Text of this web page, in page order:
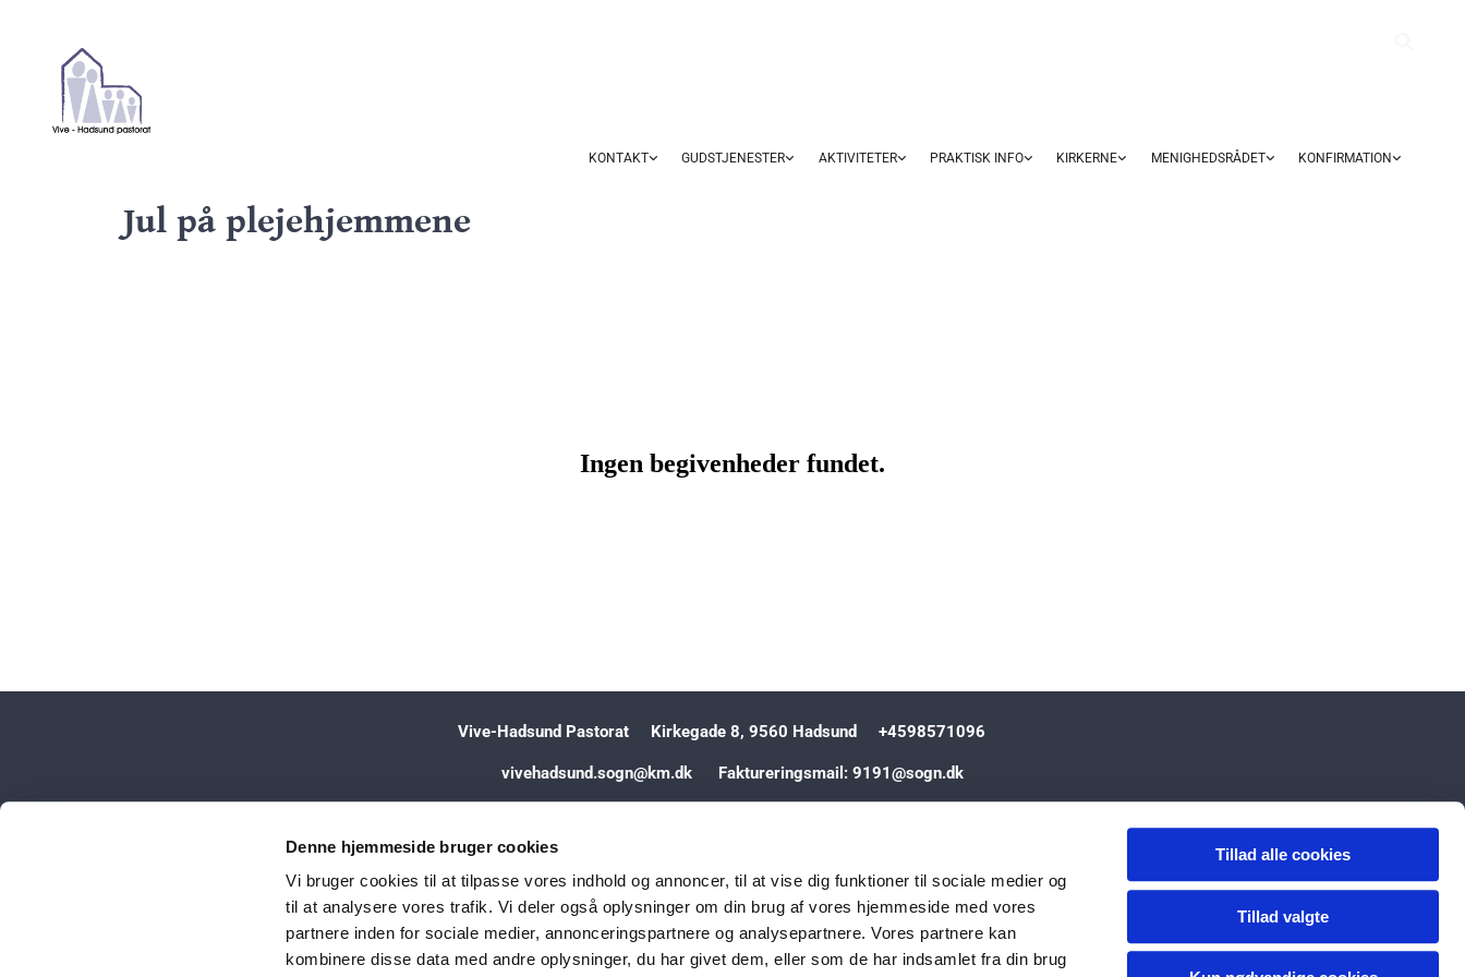
Denne hjemmeside bruger cookies
Vi bruger cookies til at tilpasse vores indhold og annoncer, til at vise dig funktioner til sociale medier og
til at analysere vores trafik. Vi deler også oplysninger om din brug af vores hjemmeside med vores
partnere inden for sociale medier, annonceringspartnere og analysepartnere. Vores partnere kan
kombinere disse data med andre oplysninger, du har givet dem, eller som de har indsamlet fra din brug
Tillad alle cookies
Tillad valgte
KONTAKT GUDSTJENESTER AKTIVITETER PRAKTISK INFO KIRKERNE MENIGHEDSRÅDET KONFIRMATION
Jul på plejehjemmene
Vive-Hadsund Pastorat Kirkegade 8, 9560 Hadsund +4598571096
vivehadsund.sogn@km.dk Faktureringsmail: 9191@sogn.dk
Privatlivspolitik Log på ChurchDesk